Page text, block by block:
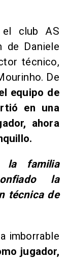
el club AS
de Daniele
técnico,
De
equipo de
en una
ahora
la familia
la
técnica de
imborrable
jugador,